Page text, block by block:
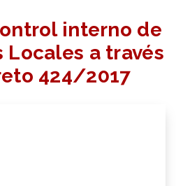
interno de
Locales a través
424/2017